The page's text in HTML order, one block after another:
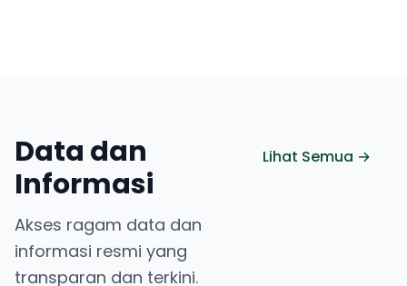
Data dan
Informasi
Akses ragam data dan
informasi resmi yang
transparan dan terkini.
Lihat Semua →